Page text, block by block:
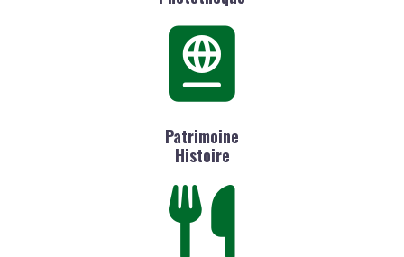
Patrimoine
Histoire